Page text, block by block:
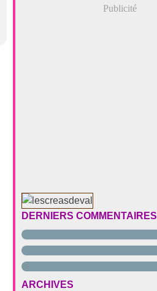
Publicité
DERNIERS COMMENTAIRES
ARCHIVES